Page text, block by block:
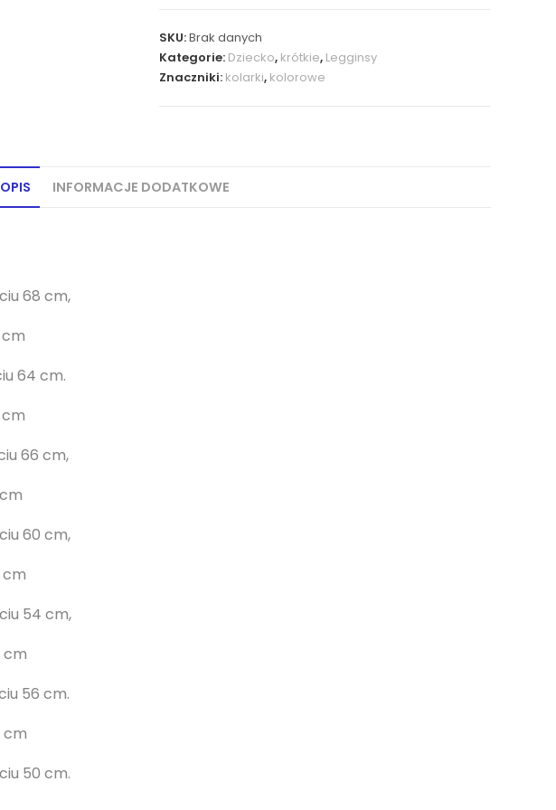
SKU:Brak danych
Kategorie: Dziecko, krótkie, Legginsy
Znaczniki: kolarki, kolorowe
OPIS INFORMACJE DODATKOWE
68 cm,
cm
64 cm.
cm
66 cm,
60 cm,
cm
54 cm,
cm
56 cm.
cm
50 cm.